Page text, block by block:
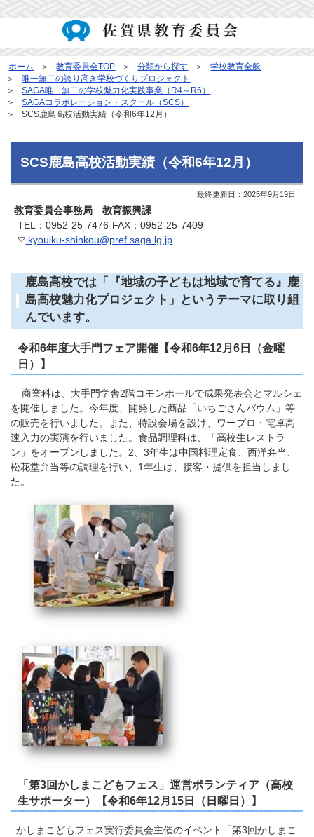
ホーム 教育委員会TOP 分類から探す
学校教育全般
唯一無二の誇り高き学校づくりプロジェクト
SAGA唯一無二の学校魅力化実践事業（R4～R6）
SAGAコラボレーション・スクール（SCS）
SCS鹿島高校活動実績（令和6年12月）
SCS鹿島高校活動実績（令和6年12月）
最終更新日：2025年9月19日
教育委員会事務局 教育振興課
TEL：0952-25-7476 FAX：0952-25-7409
kyouiku-shinkou@pref.saga.lg.jp
鹿島高校では「『地域の子どもは地域で育てる』鹿
島高校魅力化プロジェクト」というテーマに取り組
んでいます。
令和6年度大手門フェア開催【令和6年12月6日（金曜
日）】
商業科は、大手門学舎2階コモンホールで成果発表会とマルシェ
を開催しました。今年度、開発した商品「いちごさんバウム」等
の販売を行いました。また、特設会場を設け、ワープロ・電卓高
速入力の実演を行いました。食品調理科は、「高校生レストラ
ン」をオープンしました。2、3年生は中国料理定食、西洋弁当、
松花堂弁当等の調理を行い、1年生は、接客・提供を担当しまし
た。
「第3回かしまこどもフェス」運営ボランティア（高校
生サポーター）【令和6年12月15日（日曜日）】
かしまこどもフェス実行委員会主催のイベント「第3回かしまこ